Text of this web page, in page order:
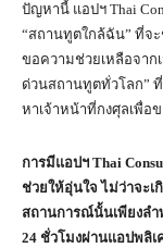
ปัญหานี้ แอปฯ Thai
“สถานทูตใกล้ฉัน” ที่จ
ขอความช่วยเหลือจาก
ด่วนสถานทูตทั่วโลก”
หาเจ้าหน้าที่กงศุลเพื่อ
การมีแอปฯ Thai
ช่วยให้อุ่นใจ ไม่ว่าจะเ
สถานการณ์นั้นเพียงลำ
24 ชั่วโมงผ่านแอปพลิ